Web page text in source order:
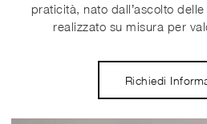
praticità, nato dall’ascolto
realizzato su misura per
Richiedi